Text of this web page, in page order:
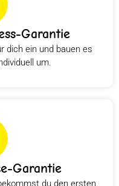
Garantie
dich ein und bauen es
um.
Garantie
du den ersten